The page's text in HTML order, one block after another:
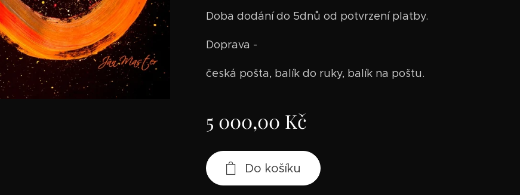
Doba dodání do 5dnů od potvrzení platby.
Doprava -
česká pošta, balík do ruky, balík na poštu.
5 000,00 Kč
Do košíku